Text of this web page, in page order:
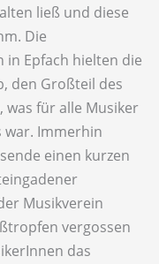
ließ und diese
Die
Epfach hielten die
den Großteil des
was für alle Musiker
war. Immerhin
einen kurzen
Musikverein
vergossen
das